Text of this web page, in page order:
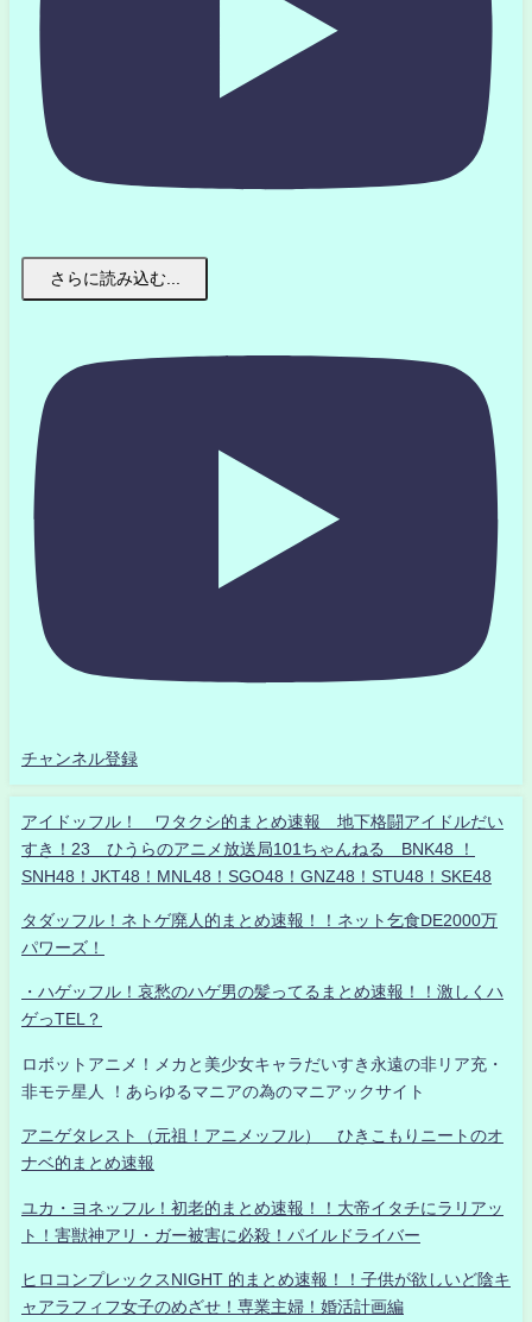
さらに読み込む...
チャンネル登録
アイドッフル！ ワタクシ的まとめ速報 地下格闘アイドルだい
すき！23 ひうらのアニメ放送局101ちゃんねる BNK48 ！
SNH48！JKT48！MNL48！SGO48！GNZ48！STU48！SKE48
タダッフル！ネトゲ廃人的まとめ速報！！ネット乞食DE2000万
パワーズ！
・ハゲッフル！哀愁のハゲ男の髪ってるまとめ速報！！激しくハ
ゲっTEL？
ロボットアニメ！メカと美少女キャラだいすき永遠の非リア充・
非モテ星人 ！あらゆるマニアの為のマニアックサイト
アニゲタレスト（元祖！アニメッフル） ひきこもりニートのオ
ナベ的まとめ速報
ユカ・ヨネッフル！初老的まとめ速報！！大帝イタチにラリアッ
ト！害獣神アリ・ガー被害に必殺！パイルドライバー
ヒロコンプレックスNIGHT 的まとめ速報！！子供が欲しいど陰キ
ャアラフィフ女子のめざせ！専業主婦！婚活計画編